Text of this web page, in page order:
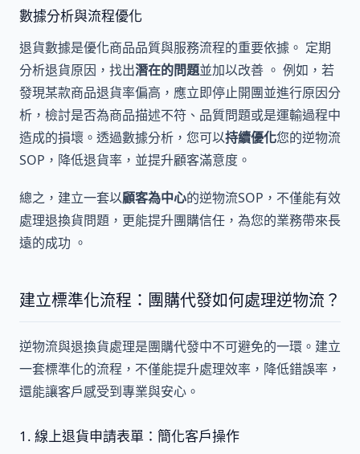
數據分析與流程優化
退貨數據是優化商品品質與服務流程的重要依據。 定期
分析退貨原因，找出潛在的問題並加以改善 。 例如，若
發現某款商品退貨率偏高，應立即停止開團並進行原因分
析，檢討是否為商品描述不符、品質問題或是運輸過程中
造成的損壞。透過數據分析，您可以持續優化您的逆物流
SOP，降低退貨率，並提升顧客滿意度。
總之，建立一套以顧客為中心的逆物流SOP，不僅能有效
處理退換貨問題，更能提升團購信任，為您的業務帶來長
遠的成功 。
建立標準化流程：團購代發如何處理逆物流？
逆物流與退換貨處理是團購代發中不可避免的一環。建立
一套標準化的流程，不僅能提升處理效率，降低錯誤率，
還能讓客戶感受到專業與安心。
1. 線上退貨申請表單：簡化客戶操作